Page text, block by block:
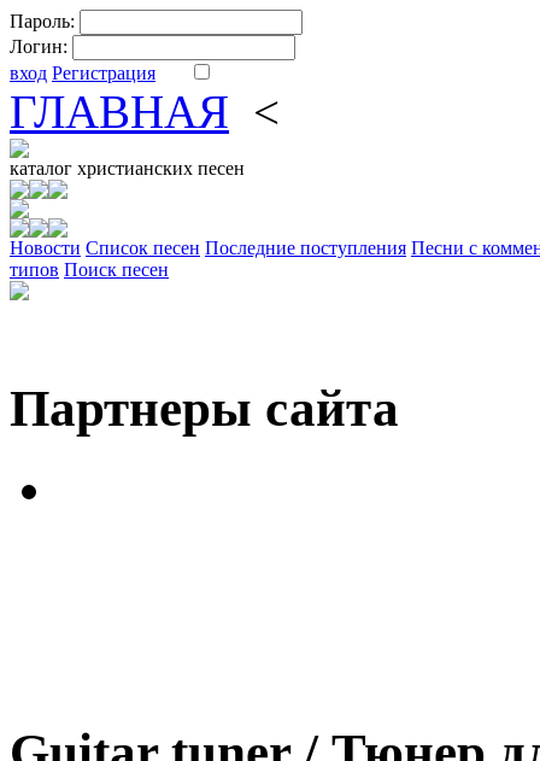
Пароль:
Логин:
вход Регистрация
ГЛАВНАЯ <
каталог христианских песен
Новости Cписок песен Последние поступления Песни с
типов Поиск песен
Партнеры сайта